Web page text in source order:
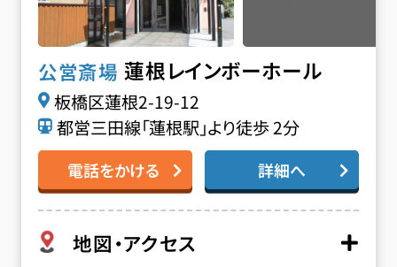
公営斎場 蓮根レインボーホール
板橋区蓮根2-19-12
都営三田線「蓮根駅」より徒歩 2分
電話をかける 詳細へ
地図・アクセス